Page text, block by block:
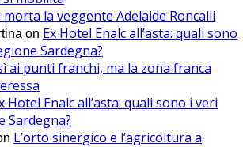
morta la veggente Adelaide Roncalli
on Ex Hotel Enalc all’asta: quali sono
Sardegna?
ai punti franchi, ma la zona franca
Hotel Enalc all’asta: quali sono i veri
Sardegna?
L’orto sinergico e l’agricoltura a